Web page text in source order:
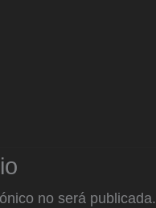
no será publicada.